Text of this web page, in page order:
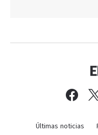
Últimas noticias